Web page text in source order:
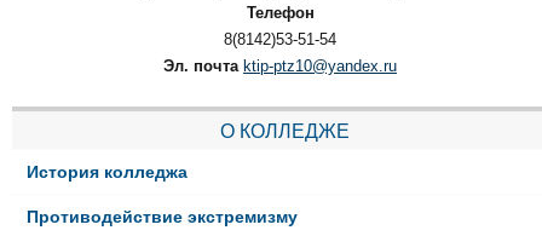
Телефон
8(8142)53-51-54
Эл. почта ktip-ptz10@yandex.ru
О КОЛЛЕДЖЕ
История колледжа
Противодействие экстремизму